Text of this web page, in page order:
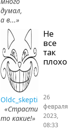
думал,
а в...»
Не
все
так
плохо
Oldc_skepti
«Страсти
то какие!»
26
февраля
2023,
08:33